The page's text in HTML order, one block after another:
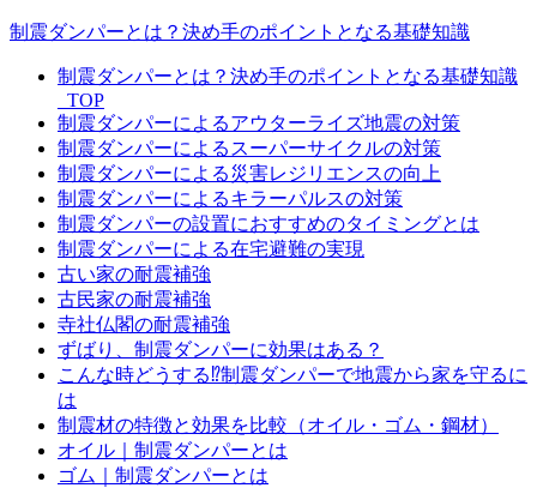
制震ダンパーとは？決め手のポイントとなる基礎知識
制震ダンパーとは？決め手のポイントとなる基礎知識
_TOP
制震ダンパーによるアウターライズ地震の対策
制震ダンパーによるスーパーサイクルの対策
制震ダンパーによる災害レジリエンスの向上
制震ダンパーによるキラーパルスの対策
制震ダンパーの設置におすすめのタイミングとは
制震ダンパーによる在宅避難の実現
古い家の耐震補強
古民家の耐震補強
寺社仏閣の耐震補強
ずばり、制震ダンパーに効果はある？
こんな時どうする⁉制震ダンパーで地震から家を守るに
は
制震材の特徴と効果を比較（オイル・ゴム・鋼材）
オイル｜制震ダンパーとは
ゴム｜制震ダンパーとは